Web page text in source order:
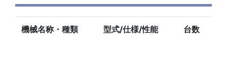
機械名称・種類 型式/仕様/性能 台数